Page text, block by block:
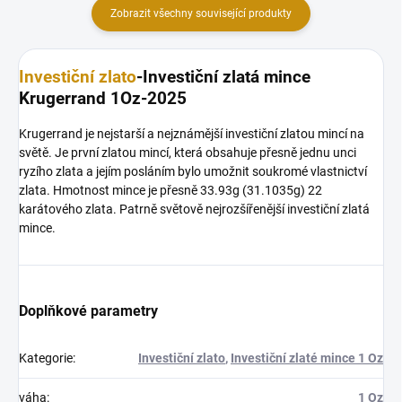
Zobrazit všechny související produkty
Investiční zlato-Investiční zlatá mince
Krugerrand 1Oz-2025
Krugerrand je nejstarší a nejznámější investiční zlatou mincí na
světě. Je první zlatou mincí, která obsahuje přesně jednu unci
ryzího zlata a jejím posláním bylo umožnit soukromé vlastnictví
zlata. Hmotnost mince je přesně 33.93g (31.1035g) 22
karátového zlata. Patrně světově nejrozšířenější investiční zlatá
mince.
Doplňkové parametry
Kategorie: Investiční zlato, Investiční zlaté mince 1 Oz
váha: 1 Oz